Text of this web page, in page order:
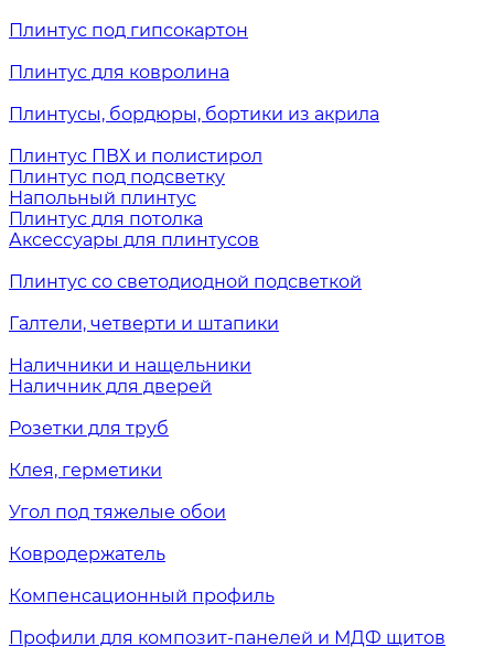
Плинтус под гипсокартон
Плинтус для ковролина
Плинтусы, бордюры, бортики из акрила
Плинтус ПВХ и полистирол
Плинтус под подсветку
Напольный плинтус
Плинтус для потолка
Аксессуары для плинтусов
Плинтус со светодиодной подсветкой
Галтели, четверти и штапики
Наличники и нащельники
Наличник для дверей
Розетки для труб
Клея, герметики
Угол под тяжелые обои
Ковродержатель
Компенсационный профиль
Профили для композит-панелей и МДФ щитов